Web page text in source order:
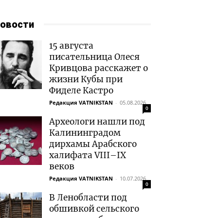
15 августа
писательница Олеся
Кривцова расскажет о
жизни Кубы при
Фиделе Кастро
Редакция VATNIKSTAN - 05.08.2026
0
Археологи нашли под
Калининградом
дирхамы Арабского
халифата VIII–IX
веков
Редакция VATNIKSTAN - 10.07.2026
0
В Ленобласти под
обшивкой сельского